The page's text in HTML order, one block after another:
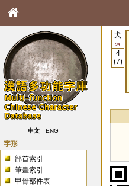
中文 ENG
字形
部首索引
筆畫索引
甲骨部件表
犬
94
4
(7)